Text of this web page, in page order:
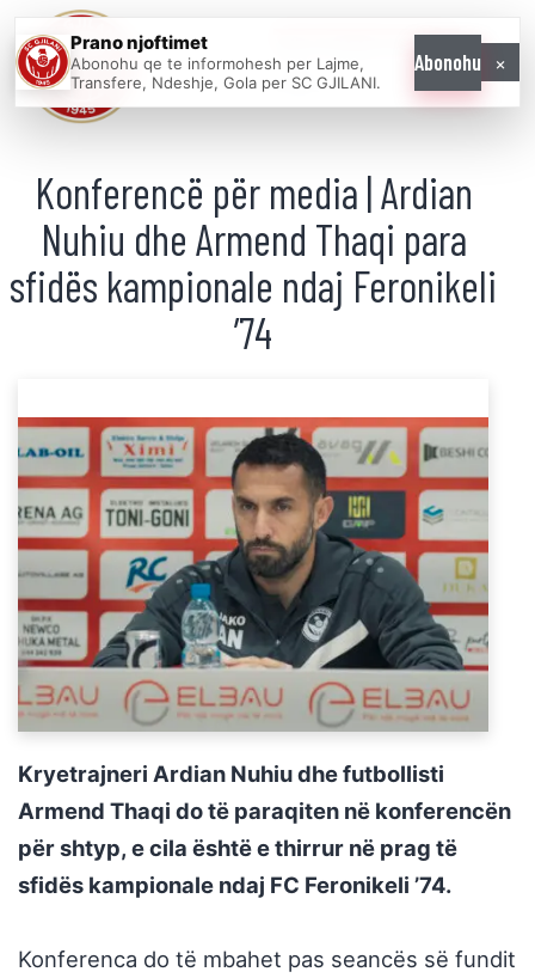
ONE
Konferencë për media | Ardian
Nuhiu dhe Armend Thaqi para
sfidës kampionale ndaj Feronikeli
’74
Kryetrajneri Ardian Nuhiu dhe futbollisti
Armend Thaqi do të paraqiten në konferencën
për shtyp, e cila është e thirrur në prag të
sfidës kampionale ndaj FC Feronikeli ’74.
Konferenca do të mbahet pas seancës së fundit
Prano njoftimet
Abonohu qe te informohesh per Lajme,
Transfere, Ndeshje, Gola per SC GJILANI.
Abonohu ×